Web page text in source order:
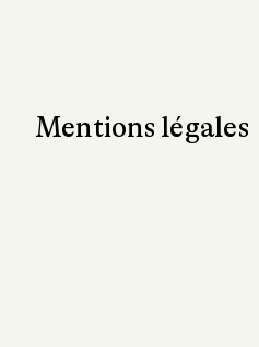
Mentions légales